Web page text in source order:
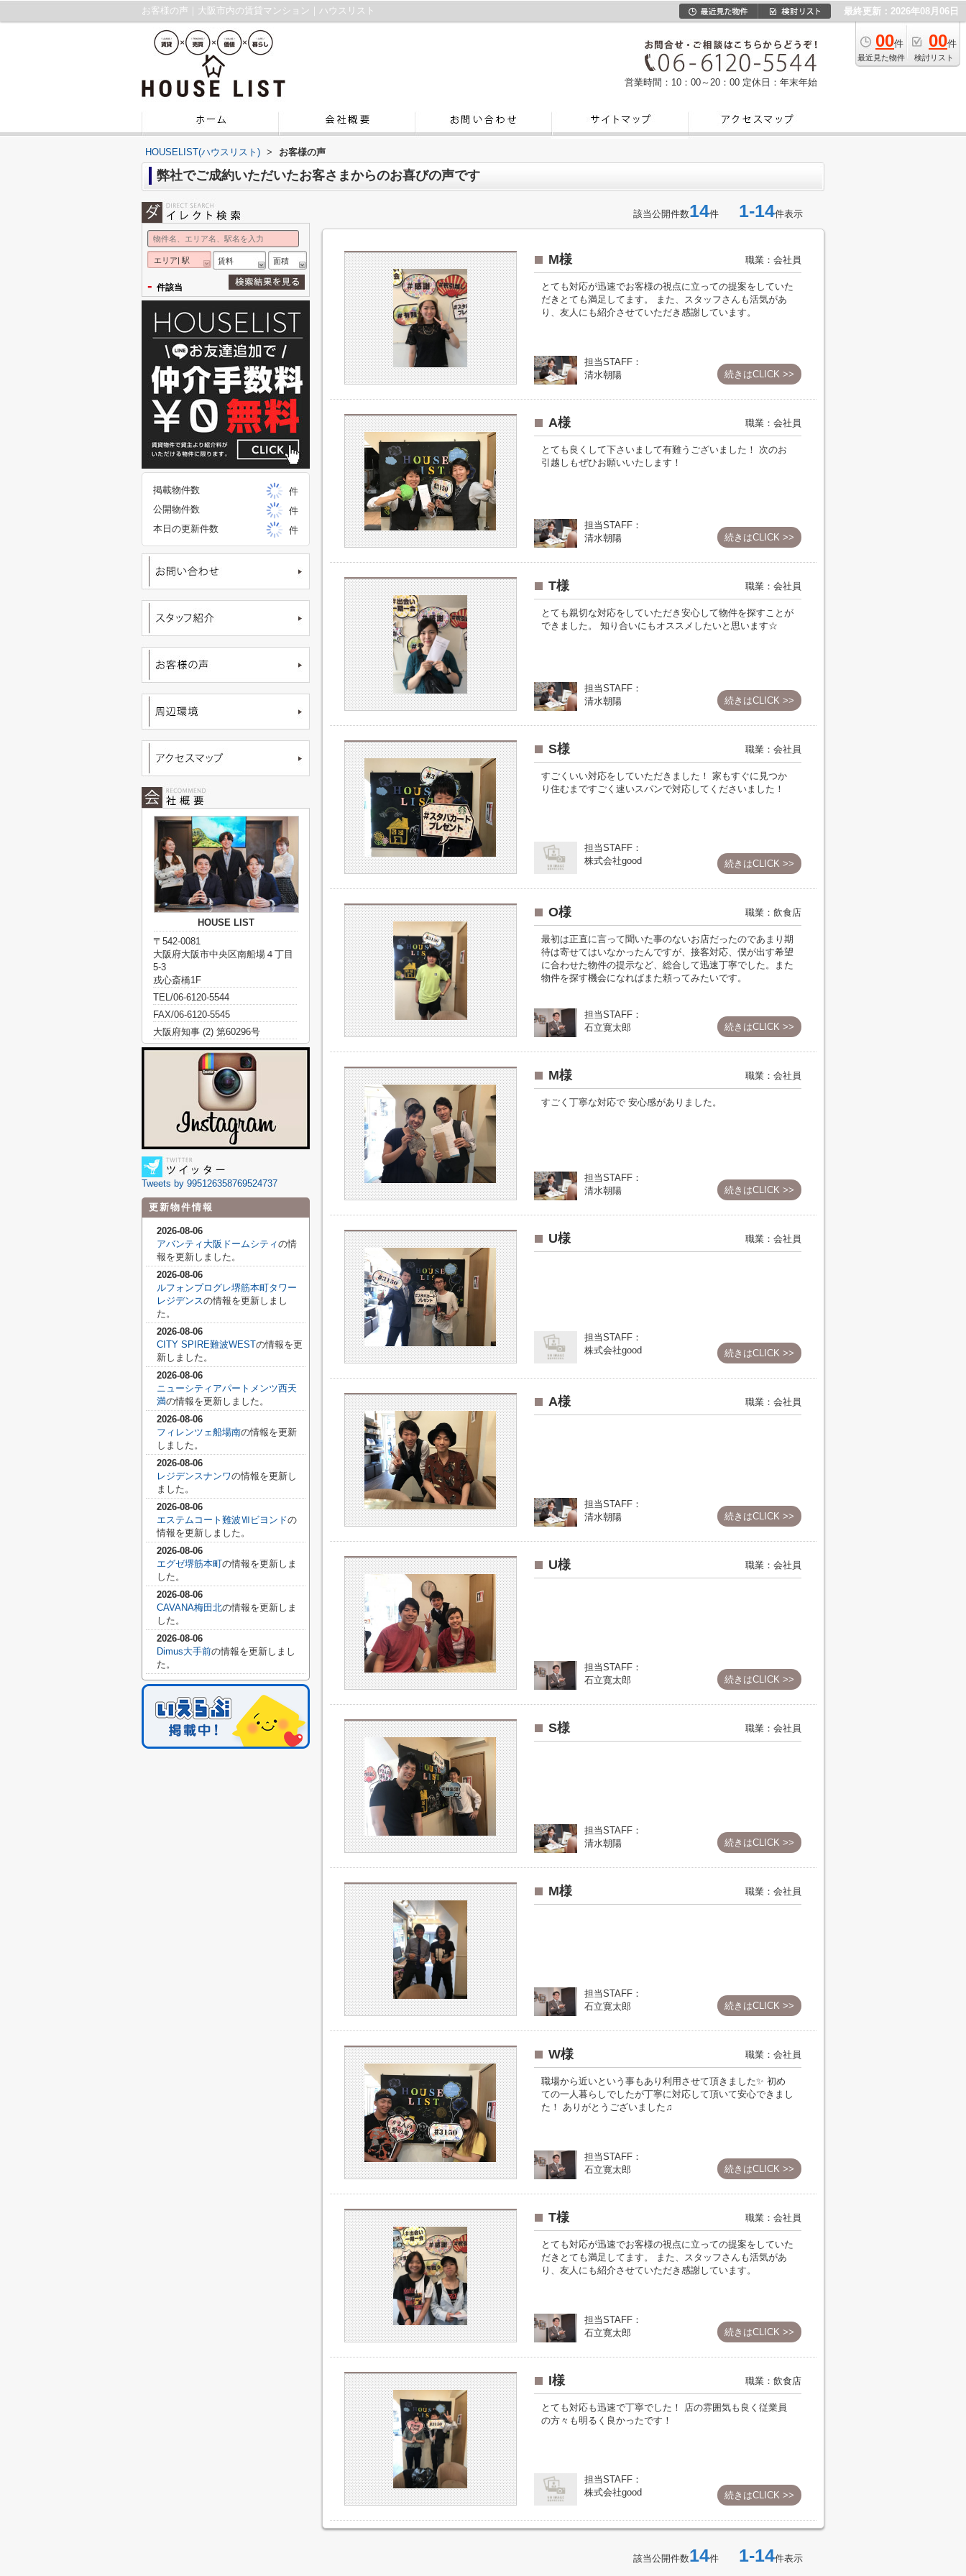
お客様の声｜大阪市内の賃貸マンション｜ハウスリスト 最終更新：2026年08月06日
00件
最近見た物件
00件
検討リスト
営業時間：10：00～20：00 定休日：年末年始
HOUSELIST(ハウスリスト) > お客様の声
弊社でご成約いただいたお客さまからのお喜びの声です
該当公開件数14件 1-14件表示
M様 職業：会社員
とても対応が迅速でお客様の視点に立っての提案をしていた
だきとても満足してます。 また、スタッフさんも活気があ
り、友人にも紹介させていただき感謝しています。
担当STAFF：
清水朝陽
続きはCLICK >>
A様 職業：会社員
とても良くして下さいまして有難うございました！ 次のお
引越しもぜひお願いいたします！
担当STAFF：
清水朝陽
続きはCLICK >>
T様 職業：会社員
とても親切な対応をしていただき安心して物件を探すことが
できました。 知り合いにもオススメしたいと思います☆
担当STAFF：
清水朝陽
続きはCLICK >>
S様 職業：会社員
すごくいい対応をしていただきました！ 家もすぐに見つか
り住むまですごく速いスパンで対応してくださいました！
担当STAFF：
株式会社good
続きはCLICK >>
O様 職業：飲食店
最初は正直に言って聞いた事のないお店だったのであまり期
待は寄せてはいなかったんですが、接客対応、僕が出す希望
に合わせた物件の提示など、総合して迅速丁寧でした。また
物件を探す機会になればまた頼ってみたいです。
担当STAFF：
石立寛太郎
続きはCLICK >>
M様 職業：会社員
すごく丁寧な対応で 安心感がありました。
担当STAFF：
清水朝陽
続きはCLICK >>
U様 職業：会社員
担当STAFF：
株式会社good
続きはCLICK >>
A様 職業：会社員
担当STAFF：
清水朝陽
続きはCLICK >>
U様 職業：会社員
担当STAFF：
石立寛太郎
続きはCLICK >>
S様 職業：会社員
担当STAFF：
清水朝陽
続きはCLICK >>
M様 職業：会社員
担当STAFF：
石立寛太郎
続きはCLICK >>
W様 職業：会社員
職場から近いという事もあり利用させて頂きました✨ 初め
ての一人暮らしでしたが丁寧に対応して頂いて安心できまし
た！ ありがとうございました♫
担当STAFF：
石立寛太郎
続きはCLICK >>
T様 職業：会社員
とても対応が迅速でお客様の視点に立っての提案をしていた
だきとても満足してます。 また、スタッフさんも活気があ
り、友人にも紹介させていただき感謝しています。
担当STAFF：
石立寛太郎
続きはCLICK >>
I様 職業：飲食店
とても対応も迅速で丁寧でした！ 店の雰囲気も良く従業員
の方々も明るく良かったです！
担当STAFF：
株式会社good
続きはCLICK >>
該当公開件数14件 1-14件表示
エリア| 駅 賃料 面積
- 件該当
掲載物件数
件
公開物件数
件
本日の更新件数
件
HOUSE LIST
〒542-0081
大阪府大阪市中央区南船場４丁目
5-3
戎心斎橋1F
TEL/06-6120-5544
FAX/06-6120-5545
大阪府知事 (2) 第60296号
Tweets by 995126358769524737
更新物件情報
2026-08-06
アバンティ大阪ドームシティの情
報を更新しました。
2026-08-06
ルフォンプログレ堺筋本町タワー
レジデンスの情報を更新しまし
た。
2026-08-06
CITY SPIRE難波WESTの情報を更
新しました。
2026-08-06
ニューシティアパートメンツ西天
満の情報を更新しました。
2026-08-06
フィレンツェ船場南の情報を更新
しました。
2026-08-06
レジデンスナンワの情報を更新し
ました。
2026-08-06
エステムコート難波Ⅶビヨンドの
情報を更新しました。
2026-08-06
エグゼ堺筋本町の情報を更新しま
した。
2026-08-06
CAVANA梅田北の情報を更新しま
した。
2026-08-06
Dimus大手前の情報を更新しまし
た。